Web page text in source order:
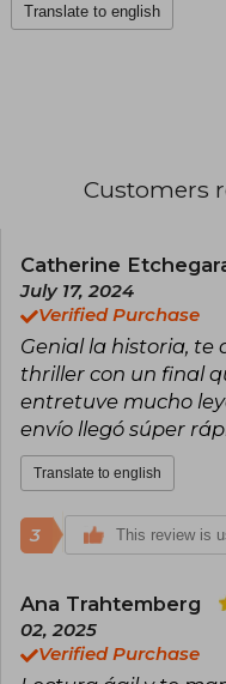
Translate to english
Customers
Catherine
July 17, 2024
Verified Purchase
Genial la historia, te
thriller con un final
entretuve mucho
envío llegó súper
Translate to english
3 This review is
Ana Trahtemberg
02, 2025
Verified Purchase